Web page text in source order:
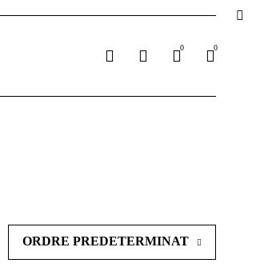
0
0
ORDRE PREDETERMINAT